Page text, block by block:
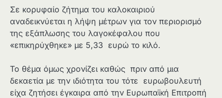
Σε κορυφαίο ζήτημα του καλοκαιριού
αναδεικνύεται η λήψη μέτρων για τον περιορισμό
της εξάπλωσης του λαγοκέφαλου που
«επικηρύχθηκε» με 5,33 ευρώ το κιλό.
Το θέμα όμως χρονίζει καθώς πριν από μια
δεκαετία με την ιδιότητα του τότε ευρωβουλευτή
είχα ζητήσει έγκαιρα από την Ευρωπαϊκή Επιτροπή